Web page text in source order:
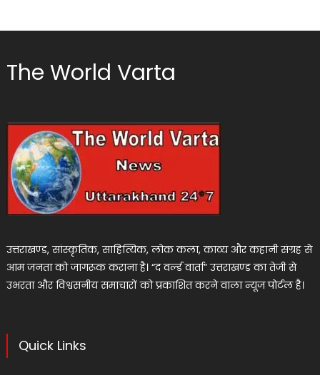
The World Varta
उत्तराखण्ड, सांस्कृतिक, साहित्यिक, लोक कला, काव्य और कहानी संग्रह से
आम जनता को जागरूक कराना है। “द वर्ल्ड वार्ता” उत्तराखण्ड का तेजी से
उभरता और विश्वसनीय समाचारों को प्रकाशित करने वाला न्यूज पोर्टल है।
Quick Links